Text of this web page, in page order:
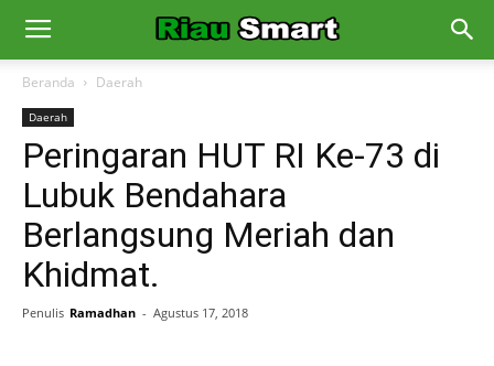
Beranda Daerah
Daerah
Peringaran HUT RI Ke-73 di
Lubuk Bendahara
Berlangsung Meriah dan
Khidmat.
Penulis Ramadhan - Agustus 17, 2018